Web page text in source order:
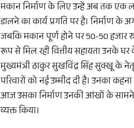
मकान निर्माण के लिए उन्हें अब तक एक
डालने का कार्य प्रगति पर है। निर्माण
जबकि मकान पूर्ण होने पर 50-50 हजार
रूप से मिल रही वित्तीय सहायता उनके घर
मुख्यमंत्री ठाकुर सुखविंद्र सिंह सुक्खू
परिवारों को नई उम्मीद दी है। उनका
आज उसका निर्माण उनकी आंखों के सामने
व्यक्त किया।